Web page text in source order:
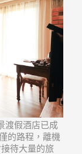
渡假酒店已成
的路程，離機
待大量的旅